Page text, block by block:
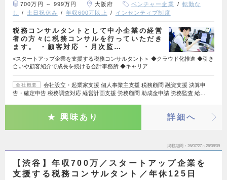
700万円 ～ 999万円 大阪府 ベンチャー企業
転勤な
し
土日祝休み 年収600万以上 インセンティブ制度
税務コンサルタントとして中小企業の経営
者の方々に税務コンサルを行っていただき
ます。 ・顧客対応 ・月次監…
<スタートアップ企業を支援する税務コンサルタント＞ ◆クラウド化推進 ◆引き
合いや顧客紹介で成長を続ける会計事務所 ◆キャリア…
会社概要
会社設立・起業家支援 個人事業主支援 税務顧問 融資支援 決算申
告・確定申告 税務調査対応 経営計画支援 労務顧問 助成金申請 労務監査 給…
興味あり 詳細へ
掲載期間 26/07/27～26/08/09
【渋谷】年収700万／スタートアップ企業を
支援する税務コンサルタント／年休125日